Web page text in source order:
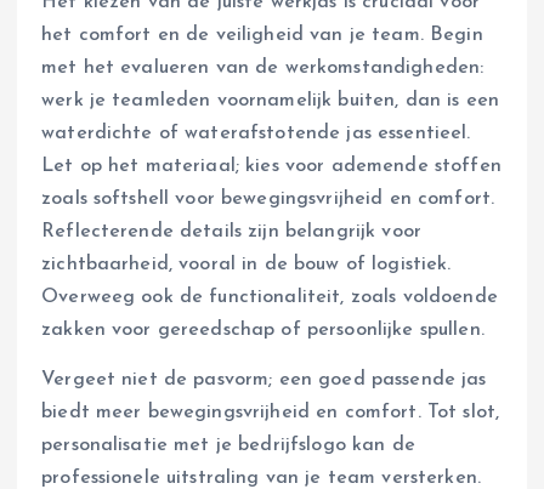
het comfort en de veiligheid van je team. Begin
met het evalueren van de werkomstandigheden:
werk je teamleden voornamelijk buiten, dan is een
waterdichte of waterafstotende jas essentieel.
Let op het materiaal; kies voor ademende stoffen
zoals softshell voor bewegingsvrijheid en comfort.
Reflecterende details zijn belangrijk voor
zichtbaarheid, vooral in de bouw of logistiek.
Overweeg ook de functionaliteit, zoals voldoende
zakken voor gereedschap of persoonlijke spullen.
Vergeet niet de pasvorm; een goed passende jas
biedt meer bewegingsvrijheid en comfort. Tot slot,
personalisatie met je bedrijfslogo kan de
professionele uitstraling van je team versterken.